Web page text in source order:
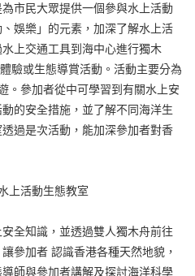
市民大眾提供一個參與水上活動
娛樂」的元素，加深了解水上活
上交通工具到海中心進行獨木
驗或生態導賞活動。活動主要分為
。參加者從中可學習到有關水上安
的安全措施，並了解不同海洋生
過是次活動，能加深參加者對香
上活動生態教室
全知識，並透過雙人獨木舟前往
參加者 認識香港各種天然地貌，
師與參加者講解及探討海洋科學